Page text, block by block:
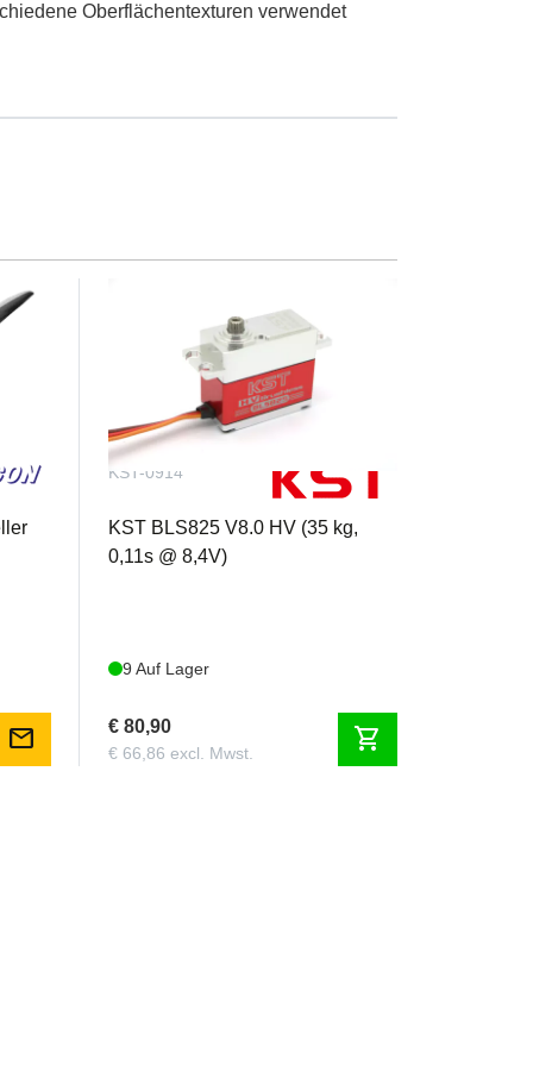
Oberflächentexturen verwendet
ohne übermäßiges Gewicht.
MiG-17 und Corsair Designs.
Präsenz und des Komforts.
Holmsystem aufweist, das über
untergebracht.
im preisgekrönten Corsair von CARF
wiederholte Einsätze problemlos.
die passgenau zugeschnitten sind.
mail
KST-0914
KST BLS825 V8.0 HV (35 kg,
0,11s @ 8,4V)
9 Auf Lager
€ 80,90
€ 66,86 excl. Mwst. shopping_cart